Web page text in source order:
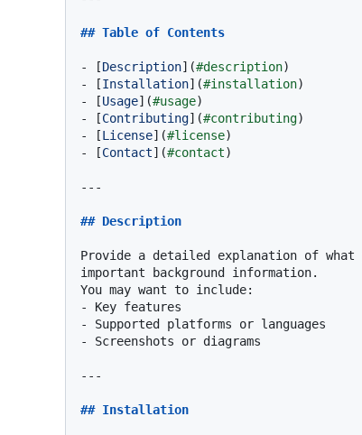
## Table of Contents
- [Description](#description
-
[Installation](#installation
-
[Usage](#usage
-
[Contributing](#contributing
-
[License](#license
-
[Contact](#contact)
---
## Description
Provide a detailed explanation of
important background information.
-
-
-
Screenshots or diagrams
---
## Installation